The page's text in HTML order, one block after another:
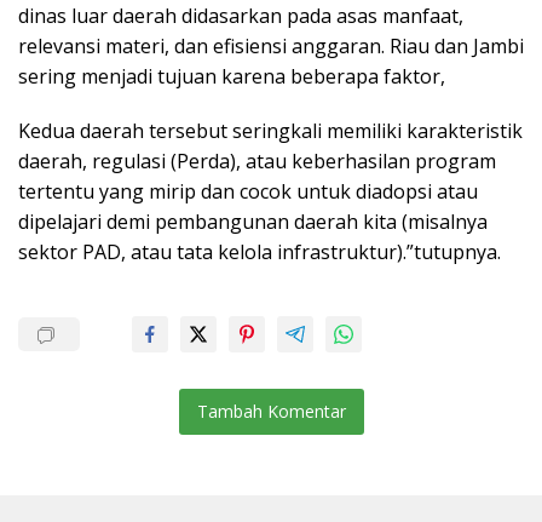
dinas luar daerah didasarkan pada asas manfaat,
relevansi materi, dan efisiensi anggaran. Riau dan Jambi
sering menjadi tujuan karena beberapa faktor,
Kedua daerah tersebut seringkali memiliki karakteristik
daerah, regulasi (Perda), atau keberhasilan program
tertentu yang mirip dan cocok untuk diadopsi atau
dipelajari demi pembangunan daerah kita (misalnya
sektor PAD, atau tata kelola infrastruktur).”tutupnya.
Tambah Komentar